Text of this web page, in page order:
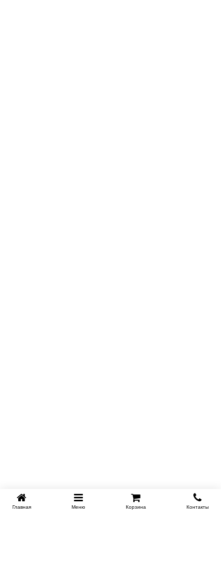
Главная Меню Корзина Контакты